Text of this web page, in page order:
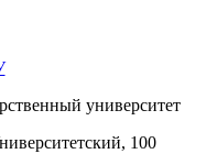
университет
100